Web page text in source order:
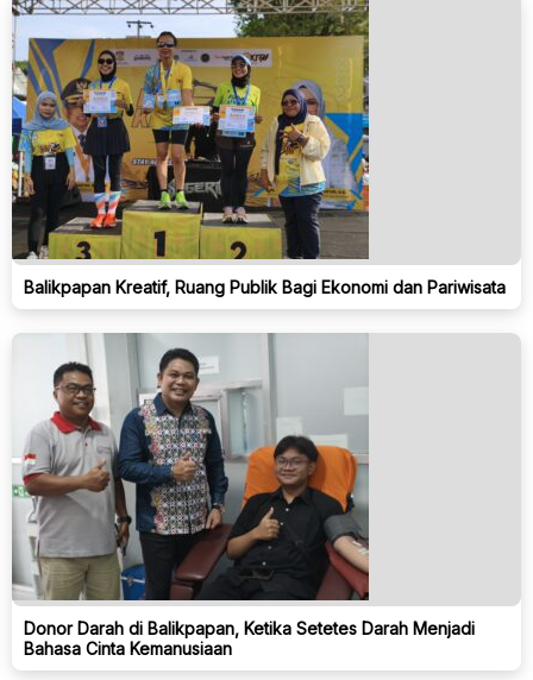
Balikpapan Kreatif, Ruang Publik Bagi Ekonomi dan Pariwisata
Donor Darah di Balikpapan, Ketika Setetes Darah Menjadi
Bahasa Cinta Kemanusiaan